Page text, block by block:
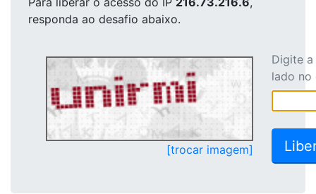
responda ao desafio abaixo.
[trocar imagem]
Digite
lado no